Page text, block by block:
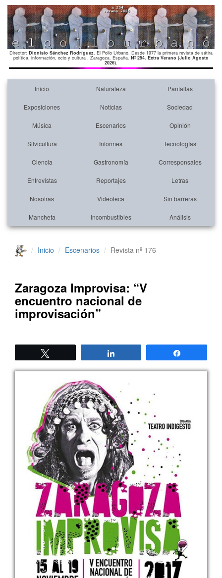
Director: Dionisio Sánchez Rodríguez. El Pollo Urbano. Desde 1977 la primera revista de sátira
política, información, ocio y cultura . Zaragoza. España. Nº 254. Extra Verano (Julio Agosto
2026).
Inicio Naturaleza Pantallas
Exposiciones Noticias Sociedad
Música Escenarios Opinión
Silvicultura Informes Tecnologías
Ciencia Gastronomía Corresponsales
Entrevistas Reportajes Letras
Nosotras Videoteca Sin barreras
Mancheta Incombustibles Análisis
Inicio Escenarios Revista nº 176
Zaragoza Improvisa: “V
encuentro nacional de
improvisación”